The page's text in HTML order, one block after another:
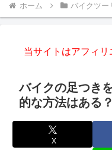
ホーム バイクツー
当サイトはアフィリ
バイクの足つき
的な方法はある？
X